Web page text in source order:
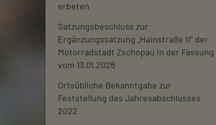
erbeten
Satzungsbeschluss zur
Ergänzungssatzung „Hainstraße II“ der
Motorradstadt Zschopau in der Fassung
vom 13.01.2026
Ortsübliche Bekanntgabe zur
Feststellung des Jahresabschlusses
2022